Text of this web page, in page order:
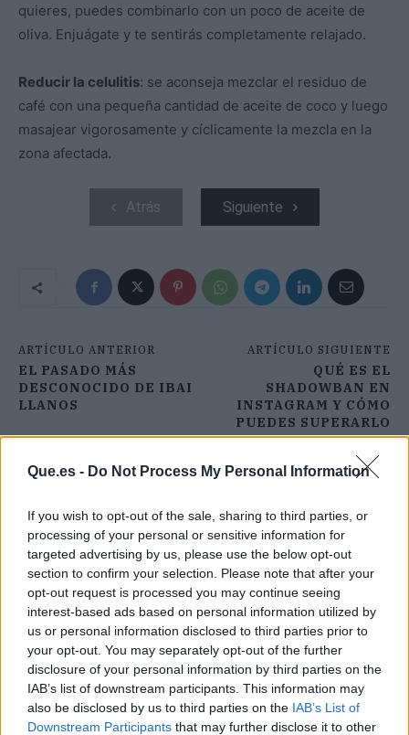
Que.es - Do Not Process My Personal Information
If you wish to opt-out of the sale, sharing to third parties, or
processing of your personal or sensitive information for
targeted advertising by us, please use the below opt-out
section to confirm your selection. Please note that after your
opt-out request is processed you may continue seeing
interest-based ads based on personal information utilized by
us or personal information disclosed to third parties prior to
your opt-out. You may separately opt-out of the further
disclosure of your personal information by third parties on the
IAB’s list of downstream participants. This information may
also be disclosed by us to third parties on the IAB’s List of
Downstream Participants that may further disclose it to other
quieres, puedes combinarlo con un poco de aceite de
oliva. Enjuágate y te sentirás completamente relajado.
Reducir la celulitis: se aconseja mezclar el residuo de
café con una pequeña cantidad de aceite de coco y luego
masajear vigorosamente y cíclicamente la mezcla en la
zona afectada.
Atrás Siguiente
ARTÍCULO ANTERIOR
EL PASADO MÁS
DESCONOCIDO DE IBAI
LLANOS
ARTÍCULO SIGUIENTE
QUÉ ES EL
SHADOWBAN EN
INSTAGRAM Y CÓMO
PUEDES SUPERARLO